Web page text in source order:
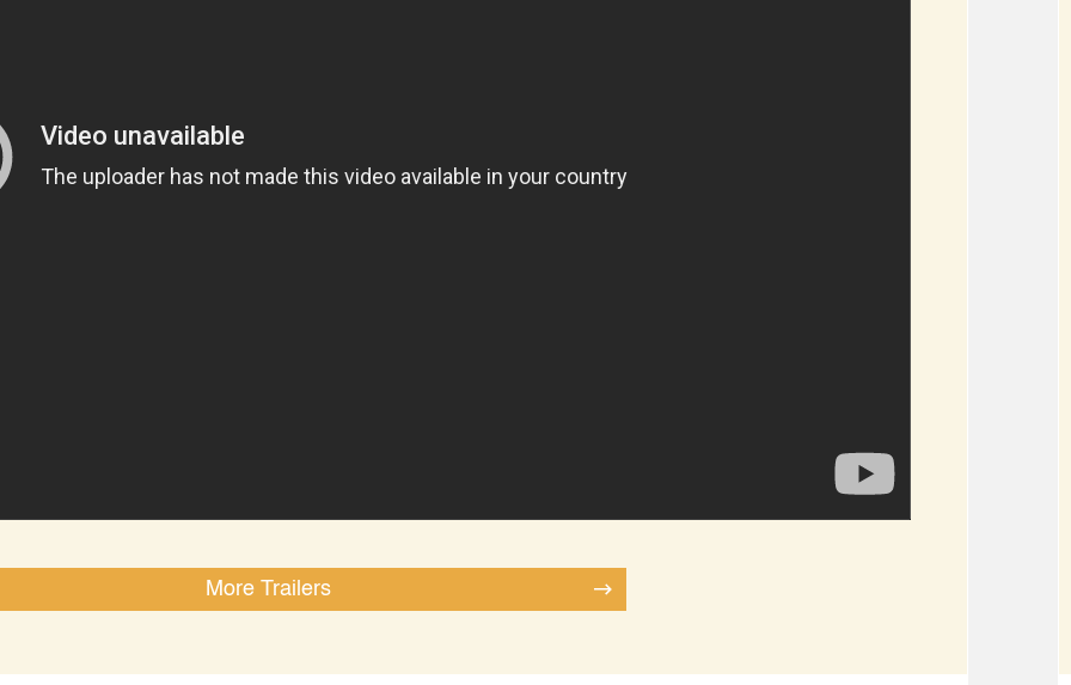
More Trailers